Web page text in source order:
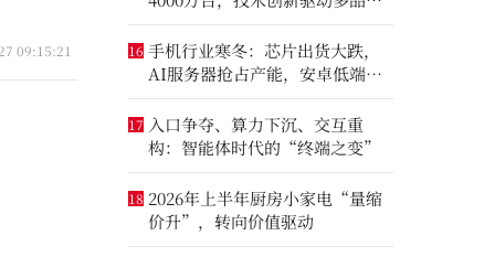
09:15:21
增长
16 手机行业寒冬：芯片出货大跌，
AI服务器抢占产能，安卓低端压
力最大
17 入口争夺、算力下沉、交互重
构：智能体时代的“终端之变”
18 2026年上半年厨房小家电“量缩
价升”，转向价值驱动